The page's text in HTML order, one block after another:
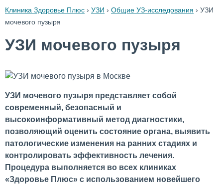
Клиника Здоровье Плюс › УЗИ › Общие УЗ-исследования › УЗИ
мочевого пузыря
УЗИ мочевого пузыря
УЗИ мочевого пузыря представляет собой
современный, безопасный и
высокоинформативный метод диагностики,
позволяющий оценить состояние органа, выявить
патологические изменения на ранних стадиях и
контролировать эффективность лечения.
Процедура выполняется во всех клиниках
«Здоровье Плюс» с использованием новейшего